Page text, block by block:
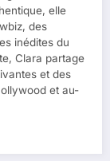
elle
des
inédites du
Clara partage
et des
et au-